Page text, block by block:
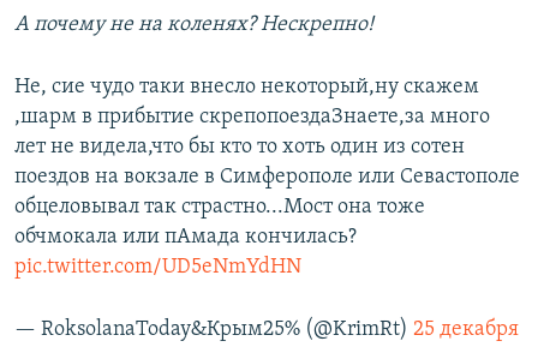
А почему не на коленях? Нескрепно!
Не, сие чудо таки внесло некоторый,ну скажем
,шарм в прибытие скрепопоездаЗнаете,за много
лет не видела,что бы кто то хоть один из сотен
поездов на вокзале в Симферополе или Севастополе
обцеловывал так страстно...Мост она тоже
обчмокала или пАмада кончилась?
pic.twitter.com/UD5eNmYdHN
— RoksolanaToday&Крым25% (@KrimRt) 25 декабря